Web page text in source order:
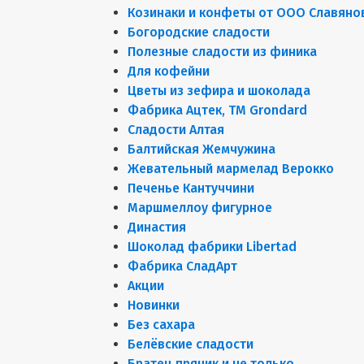
Козинаки и конфеты от ООО
Богородские сладости
Полезные сладости из финика
Для кофейни
Цветы из зефира и шоколада
Фабрика Ацтек, ТМ Grondard
Сладости Алтая
Балтийская Жемчужина
Жевательный мармелад Верокко
Печенье Кантуччини
Маршмеллоу фигурное
Династия
Шоколад фабрики Libertad
Фабрика СладАрт
Акции
Новинки
Без сахара
Белёвские сладости